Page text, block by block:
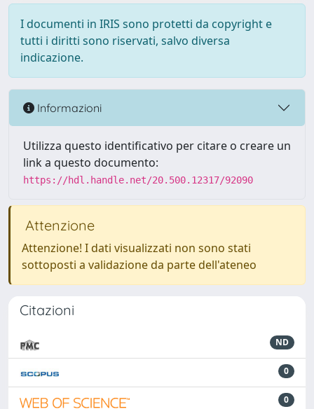
I documenti in IRIS sono protetti da copyright e
tutti i diritti sono riservati, salvo diversa
indicazione.
Informazioni
Utilizza questo identificativo per citare o creare un
link a questo documento:
https://hdl.handle.net/20.500.12317/92090
Attenzione
Attenzione! I dati visualizzati non sono stati
sottoposti a validazione da parte dell'ateneo
Citazioni
ND
0
0